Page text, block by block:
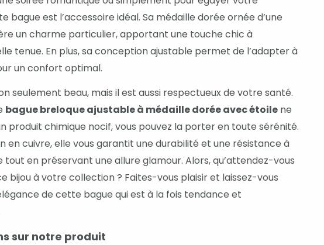
bague est l’accessoire idéal. Sa médaille dorée ornée d’une
un charme particulier, apportant une touche chic à
tenue. En plus, sa conception ajustable permet de l’adapter à
un confort optimal.
seulement beau, mais il est aussi respectueux de votre santé.
bague breloque ajustable à médaille dorée avec étoile ne
produit chimique nocif, vous pouvez la porter en toute sérénité.
en cuivre, elle vous garantit une durabilité et une résistance à
tout en préservant une allure glamour. Alors, qu’attendez-vous
bijou à votre collection ? Faites-vous plaisir et laissez-vous
de cette bague qui est à la fois tendance et
sur notre produit